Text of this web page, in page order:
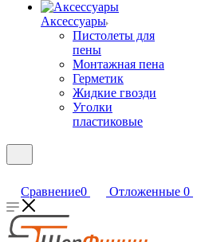
Аксессуары
Пистолеты для
пены
Монтажная пена
Герметик
Жидкие гвозди
Уголки
пластиковые
Сравнение0 Отложенные 0